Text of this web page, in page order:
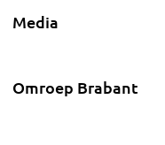
Media
Omroep Brabant